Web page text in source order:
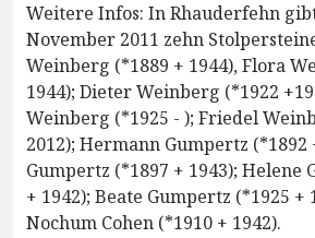
Weitere Infos: In Rhauderfehn
November 2011 zehn
Weinberg (*1889 + 1944), Flora
1944); Dieter Weinberg (*1922
Weinberg (*1925 - ); Friedel
2012); Hermann Gumpertz (*1892
Gumpertz (*1897 + 1943); Helene
+ 1942); Beate Gumpertz (*1925 +
Nochum Cohen (*1910 + 1942).